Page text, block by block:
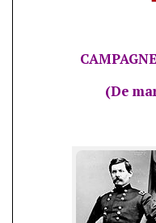
(De